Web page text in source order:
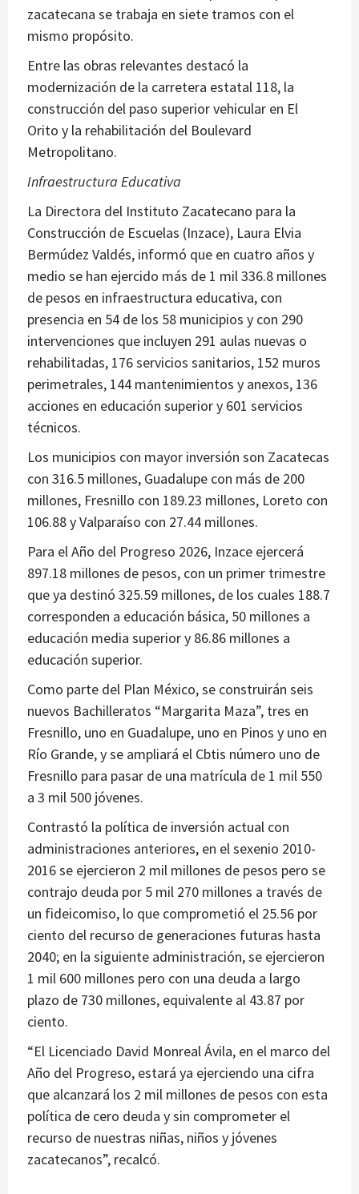
zacatecana se trabaja en siete tramos con el
mismo propósito.
Entre las obras relevantes destacó la
modernización de la carretera estatal 118, la
construcción del paso superior vehicular en El
Orito y la rehabilitación del Boulevard
Metropolitano.
Infraestructura Educativa
La Directora del Instituto Zacatecano para la
Construcción de Escuelas (Inzace), Laura Elvia
Bermúdez Valdés, informó que en cuatro años y
medio se han ejercido más de 1 mil 336.8 millones
de pesos en infraestructura educativa, con
presencia en 54 de los 58 municipios y con 290
intervenciones que incluyen 291 aulas nuevas o
rehabilitadas, 176 servicios sanitarios, 152 muros
perimetrales, 144 mantenimientos y anexos, 136
acciones en educación superior y 601 servicios
técnicos.
Los municipios con mayor inversión son Zacatecas
con 316.5 millones, Guadalupe con más de 200
millones, Fresnillo con 189.23 millones, Loreto con
106.88 y Valparaíso con 27.44 millones.
Para el Año del Progreso 2026, Inzace ejercerá
897.18 millones de pesos, con un primer trimestre
que ya destinó 325.59 millones, de los cuales 188.7
corresponden a educación básica, 50 millones a
educación media superior y 86.86 millones a
educación superior.
Como parte del Plan México, se construirán seis
nuevos Bachilleratos “Margarita Maza”, tres en
Fresnillo, uno en Guadalupe, uno en Pinos y uno en
Río Grande, y se ampliará el Cbtis número uno de
Fresnillo para pasar de una matrícula de 1 mil 550
a 3 mil 500 jóvenes.
Contrastó la política de inversión actual con
administraciones anteriores, en el sexenio 2010-
2016 se ejercieron 2 mil millones de pesos pero se
contrajo deuda por 5 mil 270 millones a través de
un fideicomiso, lo que comprometió el 25.56 por
ciento del recurso de generaciones futuras hasta
2040; en la siguiente administración, se ejercieron
1 mil 600 millones pero con una deuda a largo
plazo de 730 millones, equivalente al 43.87 por
ciento.
“El Licenciado David Monreal Ávila, en el marco del
Año del Progreso, estará ya ejerciendo una cifra
que alcanzará los 2 mil millones de pesos con esta
política de cero deuda y sin comprometer el
recurso de nuestras niñas, niños y jóvenes
zacatecanos”, recalcó.